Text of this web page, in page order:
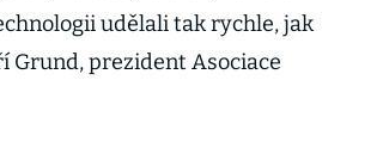
udělali tak rychle, jak
Grund, prezident Asociace